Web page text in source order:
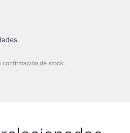
confirmación de stock.